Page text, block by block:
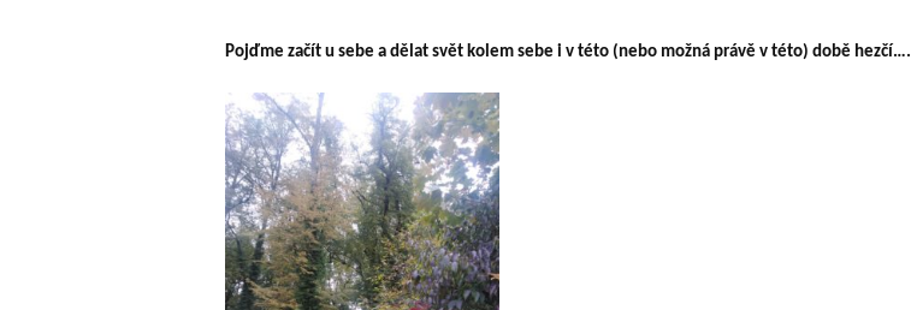
Pojďme začít u sebe a dělat svět kolem sebe i v této (nebo možná právě v této) době hezčí….